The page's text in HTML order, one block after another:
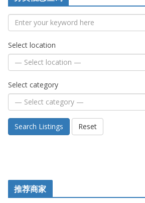
Select location
Select category
Search Listings Reset
推荐商家